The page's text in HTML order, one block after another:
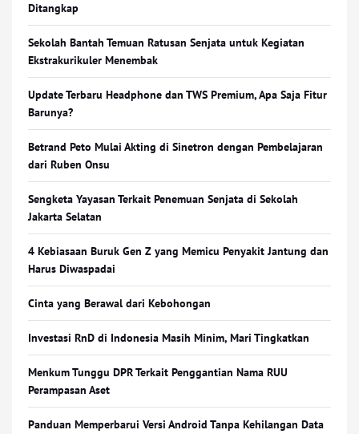
Ditangkap
Sekolah Bantah Temuan Ratusan Senjata untuk Kegiatan
Ekstrakurikuler Menembak
Update Terbaru Headphone dan TWS Premium, Apa Saja Fitur
Barunya?
Betrand Peto Mulai Akting di Sinetron dengan Pembelajaran
dari Ruben Onsu
Sengketa Yayasan Terkait Penemuan Senjata di Sekolah
Jakarta Selatan
4 Kebiasaan Buruk Gen Z yang Memicu Penyakit Jantung dan
Harus Diwaspadai
Cinta yang Berawal dari Kebohongan
Investasi RnD di Indonesia Masih Minim, Mari Tingkatkan
Menkum Tunggu DPR Terkait Penggantian Nama RUU
Perampasan Aset
Panduan Memperbarui Versi Android Tanpa Kehilangan Data